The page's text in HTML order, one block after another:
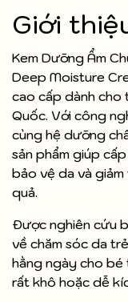
Giới
Kem Dưỡng Ẩm
Deep Moisture
cao cấp dành cho
Quốc. Với công
cùng hệ dưỡng
sản phẩm giúp
bảo vệ da và
quả.
Được nghiên cứu
về chăm sóc da
hằng ngày cho bé
rất khô hoặc dễ